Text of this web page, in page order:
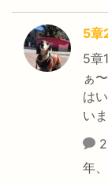
5章
5章
ぁ
は
い
2
年